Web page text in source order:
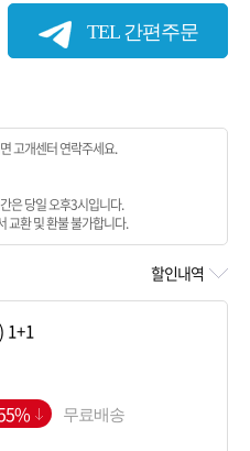
TEL 간편주문
고개센터 연락주세요.
은 당일 오후3시입니다.
교환 및 환불 불가합니다.
할인내역
무료배송